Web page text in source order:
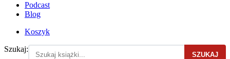
Podcast
Blog
Koszyk
Szukaj:
SZUKAJ